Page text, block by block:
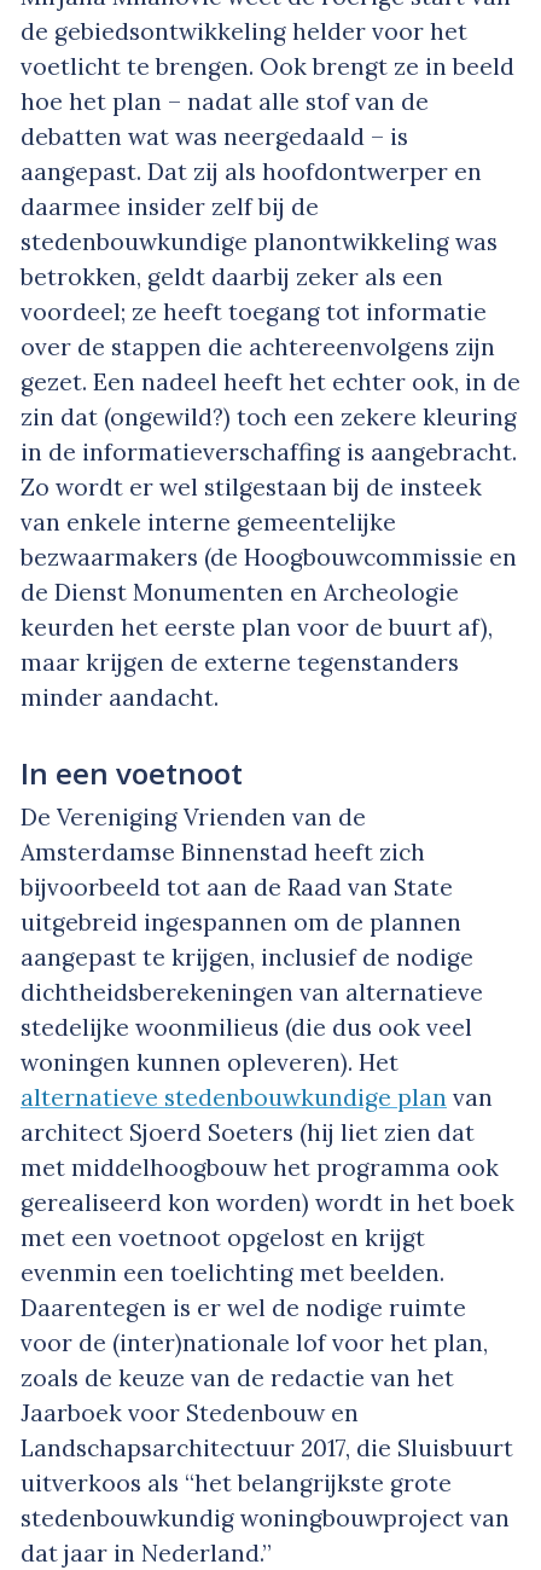
de gebiedsontwikkeling helder voor het
voetlicht te brengen. Ook brengt ze in beeld
hoe het plan – nadat alle stof van de
debatten wat was neergedaald – is
aangepast. Dat zij als hoofdontwerper en
daarmee insider zelf bij de
stedenbouwkundige planontwikkeling was
betrokken, geldt daarbij zeker als een
voordeel; ze heeft toegang tot informatie
over de stappen die achtereenvolgens zijn
gezet. Een nadeel heeft het echter ook, in de
zin dat (ongewild?) toch een zekere kleuring
in de informatieverschaffing is aangebracht.
Zo wordt er wel stilgestaan bij de insteek
van enkele interne gemeentelijke
bezwaarmakers (de Hoogbouwcommissie en
de Dienst Monumenten en Archeologie
keurden het eerste plan voor de buurt af),
maar krijgen de externe tegenstanders
minder aandacht.
In een voetnoot
De Vereniging Vrienden van de
Amsterdamse Binnenstad heeft zich
bijvoorbeeld tot aan de Raad van State
uitgebreid ingespannen om de plannen
aangepast te krijgen, inclusief de nodige
dichtheidsberekeningen van alternatieve
stedelijke woonmilieus (die dus ook veel
woningen kunnen opleveren). Het
alternatieve stedenbouwkundige plan van
architect Sjoerd Soeters (hij liet zien dat
met middelhoogbouw het programma ook
gerealiseerd kon worden) wordt in het boek
met een voetnoot opgelost en krijgt
evenmin een toelichting met beelden.
Daarentegen is er wel de nodige ruimte
voor de (inter)nationale lof voor het plan,
zoals de keuze van de redactie van het
Jaarboek voor Stedenbouw en
Landschapsarchitectuur 2017, die Sluisbuurt
uitverkoos als “het belangrijkste grote
stedenbouwkundig woningbouwproject van
dat jaar in Nederland.”